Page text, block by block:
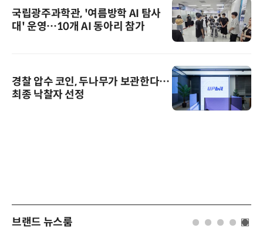
국립광주과학관, '여름방학 AI 탐사
대' 운영…10개 AI 동아리 참가
경찰 압수 코인, 두나무가 보관한다…
최종 낙찰자 선정
브랜드 뉴스룸